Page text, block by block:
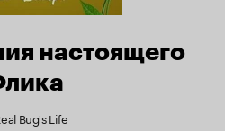
настоящего
Bug's Life